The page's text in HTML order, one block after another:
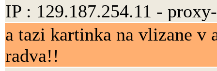
IP : 129.187.254.11 -
a tazi kartinka na vlizane v
radva!!